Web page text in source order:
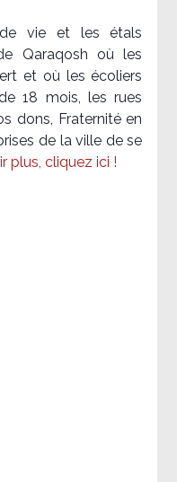
vie et les étals
Qaraqosh où les
et où les écoliers
18 mois, les rues
dons, Fraternité en
de la ville de se
plus, cliquez ici !